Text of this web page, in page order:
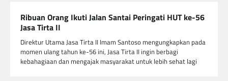
Ribuan Orang Ikuti Jalan Santai Peringati HUT ke-56
Jasa Tirta II
Direktur Utama Jasa Tirta II Imam Santoso mengungkapkan pada
momen ulang tahun ke-56 ini, Jasa Tirta II ingin berbagi
kebahagiaan dan mengajak masyarakat untuk lebih sehat lagi